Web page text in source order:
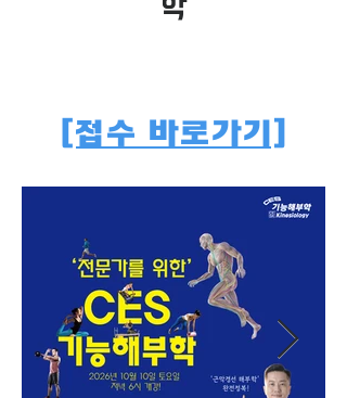
학
[접수 바로가기]